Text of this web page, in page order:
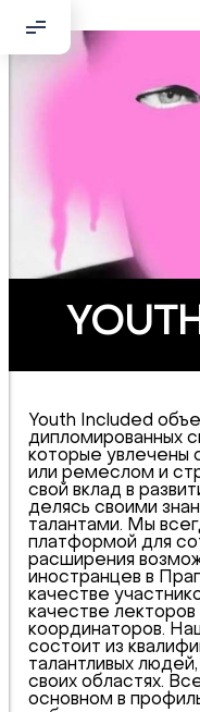
Youth Included
дипломированных
которые увлечены
или ремеслом и
свой вклад в
делясь своими
талантами. Мы
платформой для
расширения
иностранцев в
качестве
качестве лекторов
координаторов.
состоит из
талантливых
своих областях.
основном в